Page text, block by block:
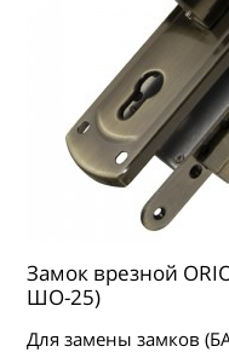
Замок врезной
ШО-25)
Для замены замков